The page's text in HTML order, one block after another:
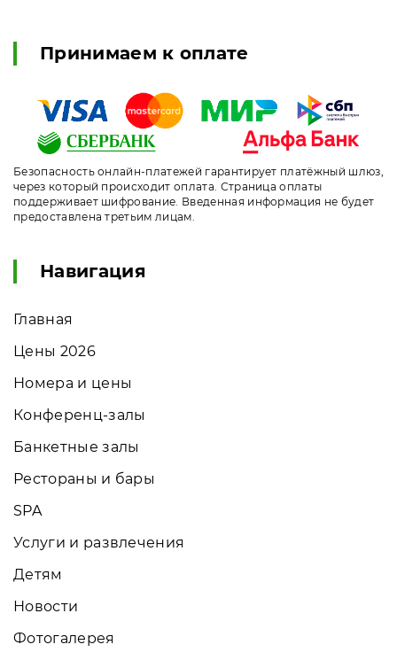
Принимаем к оплате
Безопасность онлайн-платежей гарантирует платёжный шлюз,
через который происходит оплата. Страница оплаты
поддерживает шифрование. Введенная информация не будет
предоставлена третьим лицам.
Навигация
Главная
Цены 2026
Номера и цены
Конференц-залы
Банкетные залы
Рестораны и бары
SPA
Услуги и развлечения
Детям
Новости
Фотогалерея